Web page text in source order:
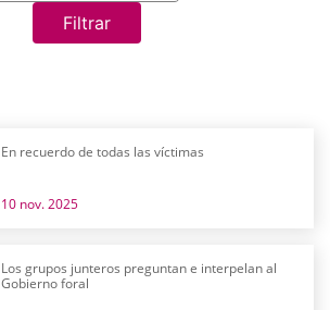
Filtrar
En recuerdo de todas las víctimas
10 nov. 2025
Los grupos junteros preguntan e interpelan al
Gobierno foral